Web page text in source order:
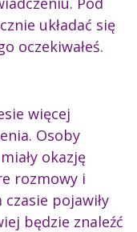
układać się
oczekiwałeś.
więcej
Osoby
okazję
rozmowy i
pojawiły
będzie znaleźć